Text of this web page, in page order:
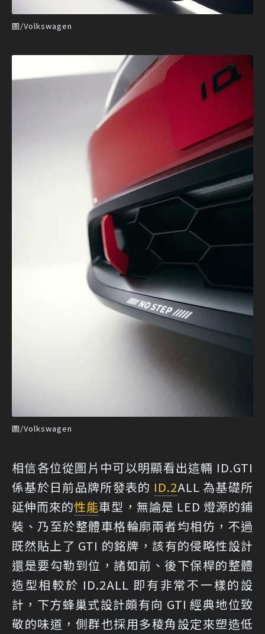
圖/Volkswagen
圖/Volkswagen
相信各位從圖片中可以明顯看出這輛 ID.GTI
係基於日前品牌所發表的 ID.2ALL 為基礎所
延伸而來的性能車型，無論是 LED 燈源的鋪
裝、乃至於整體車格輪廓兩者均相仿，不過
既然貼上了 GTI 的銘牌，該有的侵略性設計
還是要勾勒到位，諸如前、後下保桿的整體
造型相較於 ID.2ALL 即有非常不一樣的設
計，下方蜂巢式設計頗有向 GTI 經典地位致
敬的味道，側群也採用多稜角設定來塑造低